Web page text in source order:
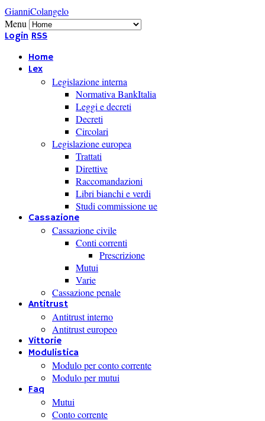
GianniColangelo
Menu
Login RSS
Home
Lex
Legislazione interna
Normativa BankItalia
Leggi e decreti
Decreti
Circolari
Legislazione europea
Trattati
Direttive
Raccomandazioni
Libri bianchi e verdi
Studi commissione ue
Cassazione
Cassazione civile
Conti correnti
Prescrizione
Mutui
Varie
Cassazione penale
Antitrust
Antitrust interno
Antitrust europeo
Vittorie
Modulistica
Modulo per conto corrente
Modulo per mutui
Faq
Mutui
Conto corrente